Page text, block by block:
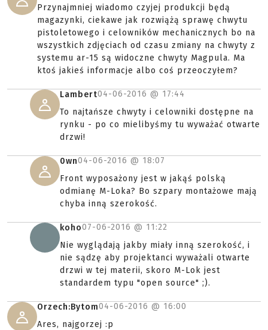
Przynajmniej wiadomo czyjej produkcji będą
magazynki, ciekawe jak rozwiążą sprawę chwytu
pistoletowego i celowników mechanicznych bo na
wszystkich zdjęciach od czasu zmiany na chwyty z
systemu ar-15 są widoczne chwyty Magpula. Ma
ktoś jakieś informacje albo coś przeoczyłem?
Lambert04-06-2016 @ 17:44
To najtańsze chwyty i celowniki dostępne na
rynku - po co mielibyśmy tu wyważać otwarte
drzwi!
0wn04-06-2016 @ 18:07
Front wyposażony jest w jakąś polską
odmianę M-Loka? Bo szpary montażowe mają
chyba inną szerokość.
koho07-06-2016 @ 11:22
Nie wyglądają jakby miały inną szerokość, i
nie sądzę aby projektanci wyważali otwarte
drzwi w tej materii, skoro M-Lok jest
standardem typu "open source" ;).
Orzech:Bytom04-06-2016 @ 16:00
Ares, najgorzej :p